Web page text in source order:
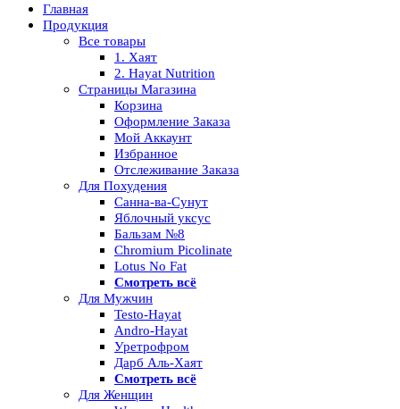
Главная
Продукция
Все товары
1. Хаят
2. Hayat Nutrition
Страницы Магазина
Корзина
Оформление Заказа
Мой Аккаунт
Избранное
Отслеживание Заказа
Для Похудения
Санна-ва-Сунут
Яблочный уксус
Бальзам №8
Chromium Picolinate
Lotus No Fat
Смотреть всё
Для Мужчин
Testo-Hayat
Andro-Hayat
Уретрофром
Дарб Аль-Хаят
Смотреть всё
Для Женщин